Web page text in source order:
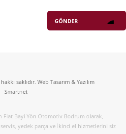
saklıdır. Web Tasarım & Yazılım
Smartnet
Bayi Yön Otomotiv Bodrum olarak,
yedek parça ve İkinci el hizmetlerini siz